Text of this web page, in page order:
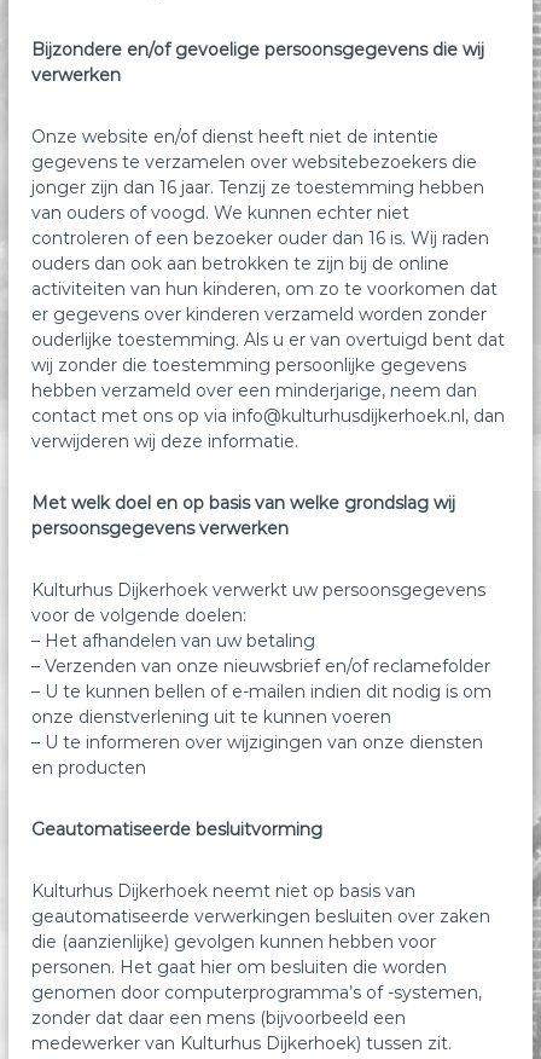
Bijzondere en/of gevoelige persoonsgegevens die wij
verwerken
Onze website en/of dienst heeft niet de intentie
gegevens te verzamelen over websitebezoekers die
jonger zijn dan 16 jaar. Tenzij ze toestemming hebben
van ouders of voogd. We kunnen echter niet
controleren of een bezoeker ouder dan 16 is. Wij raden
ouders dan ook aan betrokken te zijn bij de online
activiteiten van hun kinderen, om zo te voorkomen dat
er gegevens over kinderen verzameld worden zonder
ouderlijke toestemming. Als u er van overtuigd bent dat
wij zonder die toestemming persoonlijke gegevens
hebben verzameld over een minderjarige, neem dan
contact met ons op via info@kulturhusdijkerhoek.nl, dan
verwijderen wij deze informatie.
Met welk doel en op basis van welke grondslag wij
persoonsgegevens verwerken
Kulturhus Dijkerhoek verwerkt uw persoonsgegevens
voor de volgende doelen:
– Het afhandelen van uw betaling
– Verzenden van onze nieuwsbrief en/of reclamefolder
– U te kunnen bellen of e-mailen indien dit nodig is om
onze dienstverlening uit te kunnen voeren
– U te informeren over wijzigingen van onze diensten
en producten
Geautomatiseerde besluitvorming
Kulturhus Dijkerhoek neemt niet op basis van
geautomatiseerde verwerkingen besluiten over zaken
die (aanzienlijke) gevolgen kunnen hebben voor
personen. Het gaat hier om besluiten die worden
genomen door computerprogramma’s of -systemen,
zonder dat daar een mens (bijvoorbeeld een
medewerker van Kulturhus Dijkerhoek) tussen zit.